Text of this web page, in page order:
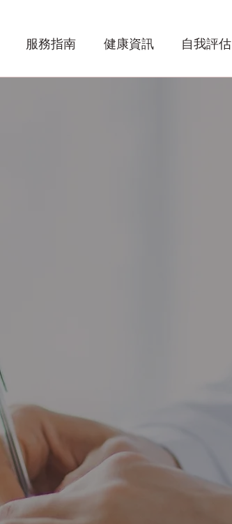
服務指南 健康資訊 自我評估